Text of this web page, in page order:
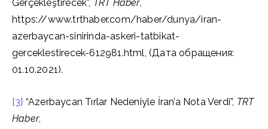
Gerçekleştirecek”, TRT Haber,
https://www.trthaber.com/haber/dunya/iran-
azerbaycan-sinirinda-askeri-tatbikat-
gerceklestirecek-612981.html, (Дата обращения:
01.10.2021).
[3] “Azerbaycan Tırlar Nedeniyle İran’a Nota Verdi”, TRT
Haber,